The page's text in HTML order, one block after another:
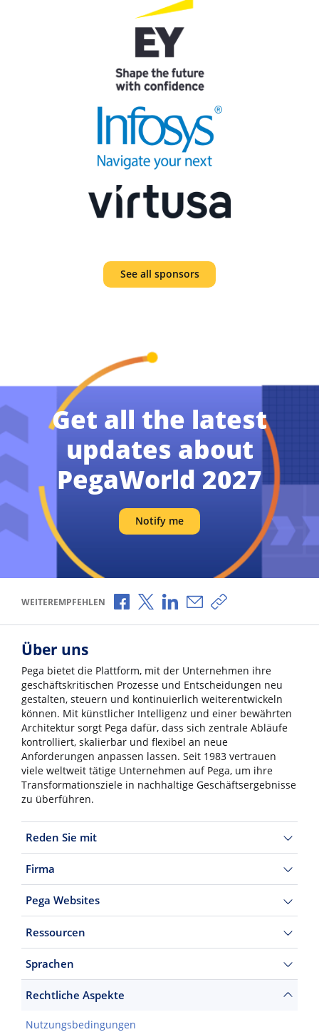
See all sponsors
Get all the latest
updates about
PegaWorld 2027
Notify me
WEITEREMPFEHLEN Über Facebook teilen
Über X teilen
Über LinkedIn teilen
Über E-Mail teilen
Link zum Teilen
Über uns
Pega bietet die Plattform, mit der Unternehmen ihre
geschäftskritischen Prozesse und Entscheidungen neu
gestalten, steuern und kontinuierlich weiterentwickeln
können. Mit künstlicher Intelligenz und einer bewährten
Architektur sorgt Pega dafür, dass sich zentrale Abläufe
kontrolliert, skalierbar und flexibel an neue
Anforderungen anpassen lassen. Seit 1983 vertrauen
viele weltweit tätige Unternehmen auf Pega, um ihre
Transformationsziele in nachhaltige Geschäftsergebnisse
zu überführen.
Reden Sie mit
Firma
Pega Websites
Ressourcen
Sprachen
Rechtliche Aspekte
Nutzungsbedingungen